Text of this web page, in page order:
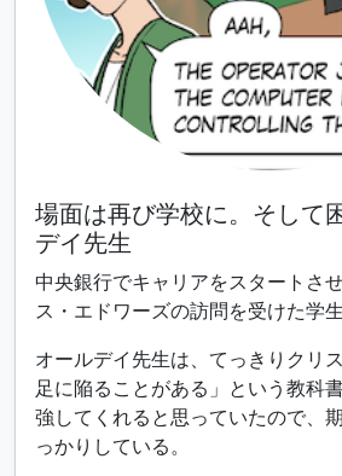
場面は再び学校に。そして
デイ先生
中央銀行でキャリアをスタートさ
ス・エドワーズの訪問を受けた学生
オールデイ先生は、てっきりクリ
足に陥ることがある」という教科
強してくれると思っていたので、
っかりしている。